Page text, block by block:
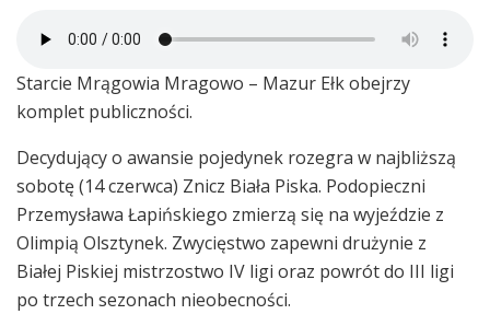
Starcie Mrągowia Mragowo – Mazur Ełk obejrzy
komplet publiczności.
Decydujący o awansie pojedynek rozegra w najbliższą
sobotę (14 czerwca) Znicz Biała Piska. Podopieczni
Przemysława Łapińskiego zmierzą się na wyjeździe z
Olimpią Olsztynek. Zwycięstwo zapewni drużynie z
Białej Piskiej mistrzostwo IV ligi oraz powrót do III ligi
po trzech sezonach nieobecności.